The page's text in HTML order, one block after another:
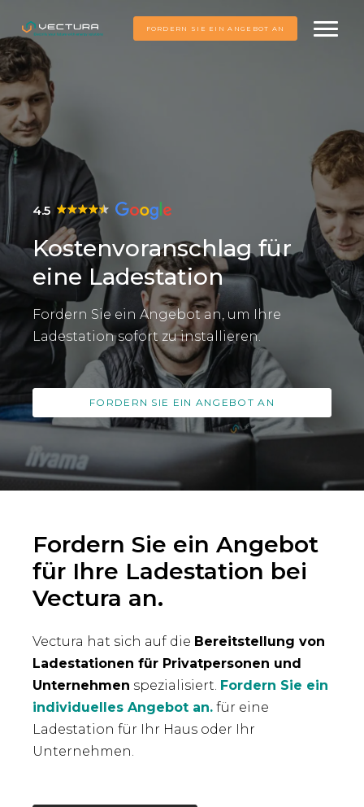
FORDERN SIE EIN ANGEBOT AN
4.5
Kostenvoranschlag für
eine Ladestation
Fordern Sie ein Angebot an, um Ihre
Ladestation sofort zu installieren.
FORDERN SIE EIN ANGEBOT AN
Fordern Sie ein Angebot
für Ihre Ladestation bei
Vectura an.
Vectura hat sich auf die Bereitstellung von
Ladestationen für Privatpersonen und
Unternehmen spezialisiert. Fordern Sie ein
individuelles Angebot an. für eine
Ladestation für Ihr Haus oder Ihr
Unternehmen.